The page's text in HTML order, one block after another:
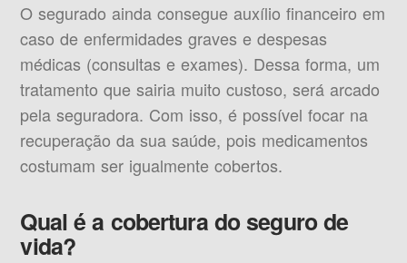
O segurado ainda consegue auxílio financeiro em
caso de enfermidades graves e despesas
médicas (consultas e exames). Dessa forma, um
tratamento que sairia muito custoso, será arcado
pela seguradora. Com isso, é possível focar na
recuperação da sua saúde, pois medicamentos
costumam ser igualmente cobertos.
Qual é a cobertura do seguro de
vida?